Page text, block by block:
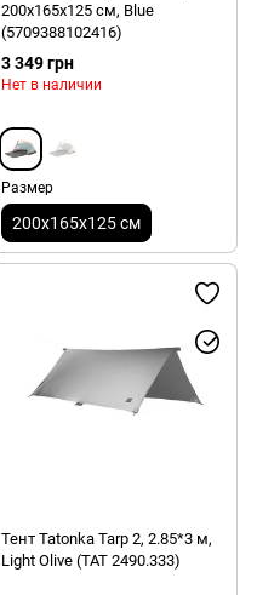
200х165х125 см, Blue
(5709388102416)
3 349 грн
Нет в наличии
Размер
200х165х125 см
Тент Tatonka Tarp 2, 2.85*3 м,
Light Olive (TAT 2490.333)